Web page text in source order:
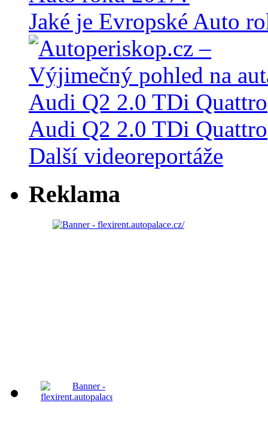
Jaké je Evropské Auto
Audi Q2 2.0 TDi Quattro
Další videoreportáže
Reklama